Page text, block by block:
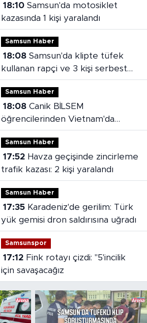
18:10Samsun'da motosiklet
kazasında 1 kişi yaralandı
Samsun Haber
18:08Samsun'da klipte tüfek
kullanan rapçi ve 3 kişi serbest
bırakıldı
Samsun Haber
18:08Canik BİLSEM
öğrencilerinden Vietnam'da
madalya başarısı
Samsun Haber
17:52Havza geçişinde zincirleme
trafik kazası: 2 kişi yaralandı
Samsun Haber
17:35Karadeniz'de gerilim: Türk
yük gemisi dron saldırısına uğradı
Samsunspor
17:12Fink rotayı çizdi: "5'incilik
için savaşacağız